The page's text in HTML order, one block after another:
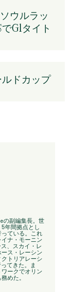
ウルラッ
G1タイト
ドカップ
副編集長。世
年間拠点とし
ている。これ
ナ・モーニン
、スカイ・レ
ス・レーシン
トリアレーシ
てきた。ま
ークでオリン
めた。